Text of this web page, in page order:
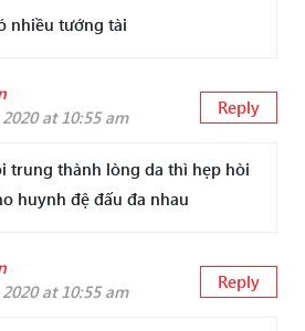
nhiều tướng tài
at 10:55 am
Reply
trung thành lòng da thì hẹp hòi
huynh đệ đấu đa nhau
at 10:55 am
Reply